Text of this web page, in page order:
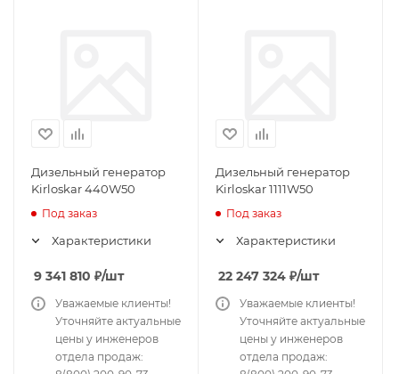
Дизельный генератор
Kirloskar 440W50
Под заказ
Характеристики
9 341 810 ₽/шт
Уважаемые клиенты!
Уточняйте актуальные
цены у инженеров
отдела продаж:
Дизельный генератор
Kirloskar 1111W50
Под заказ
Характеристики
22 247 324 ₽/шт
Уважаемые клиенты!
Уточняйте актуальные
цены у инженеров
отдела продаж: